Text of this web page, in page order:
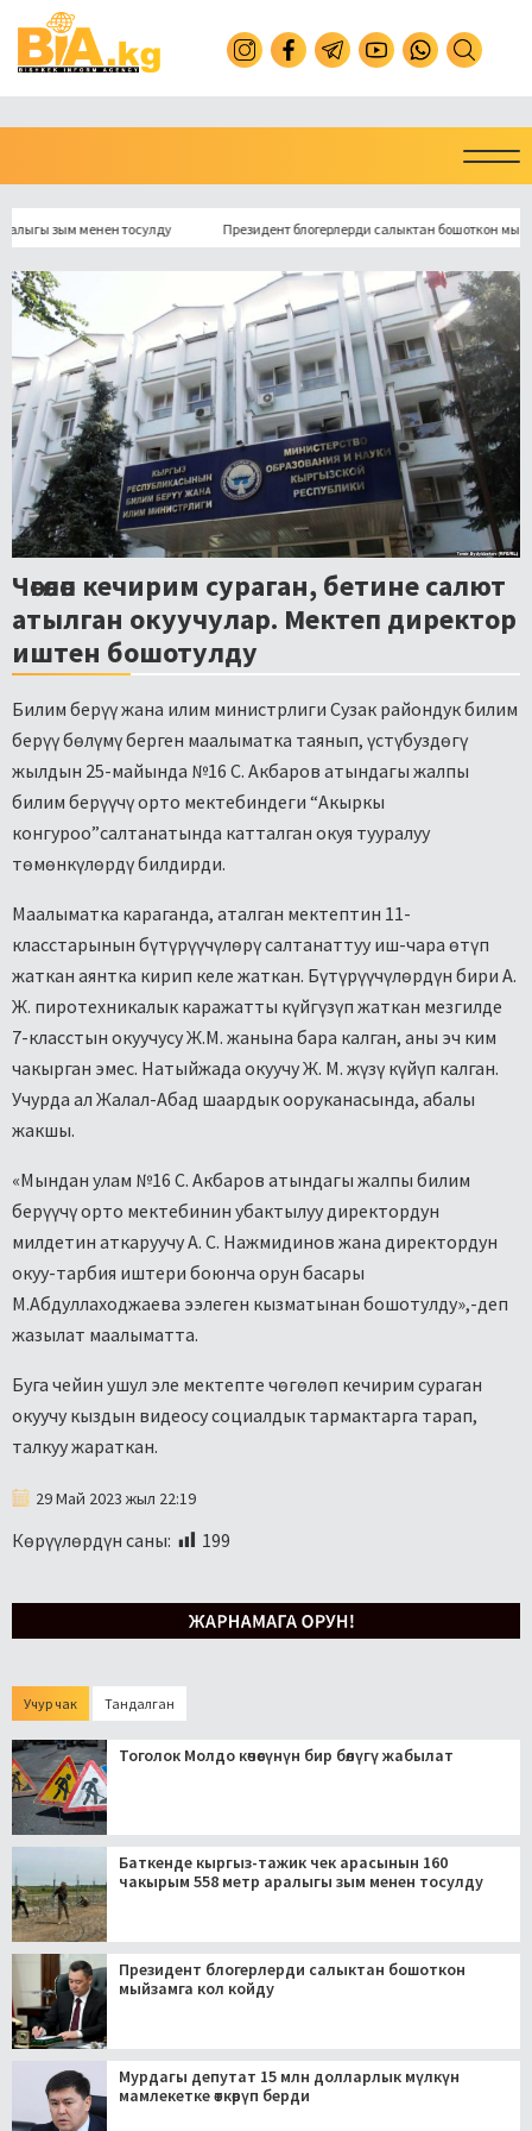
зым менен тосулду Президент блогерлерди салыктан бошоткон мыйзамга
Чөгөлөп кечирим сураган, бетине салют
атылган окуучулар. Мектеп директор
иштен бошотулду
Билим берүү жана илим министрлиги Сузак райондук билим
берүү бөлүмү берген маалыматка таянып, үстүбуздөгү
жылдын 25-майында №16 С. Акбаров атындагы жалпы
билим берүүчү орто мектебиндеги “Акыркы
конгуроо”салтанатында катталган окуя тууралуу
төмөнкүлөрдү билдирди.
Маалыматка караганда, аталган мектептин 11-
класстарынын бүтүрүүчүлөрү салтанаттуу иш-чара өтүп
жаткан аянтка кирип келе жаткан. Бүтүрүүчүлөрдүн бири А.
Ж. пиротехникалык каражатты күйгүзүп жаткан мезгилде
7-класстын окуучусу Ж.М. жанына бара калган, аны эч ким
чакырган эмес. Натыйжада окуучу Ж. М. жүзү күйүп калган.
Учурда ал Жалал-Абад шаардык ооруканасында, абалы
жакшы.
«Мындан улам №16 С. Акбаров атындагы жалпы билим
берүүчү орто мектебинин убактылуу директордун
милдетин аткаруучу А. С. Нажмидинов жана директордун
окуу-тарбия иштери боюнча орун басары
М.Абдуллаходжаева ээлеген кызматынан бошотулду»,-деп
жазылат маалыматта.
Буга чейин ушул эле мектепте чөгөлөп кечирим сураган
окуучу кыздын видеосу социалдык тармактарга тарап,
талкуу жараткан.
29 Май 2023 жыл 22:19
Көрүүлөрдүн саны: 199
Учур чак Тандалган
Тоголок Молдо көчөсүнүн бир бөлүгү жабылат
Баткенде кыргыз-тажик чек арасынын 160
чакырым 558 метр аралыгы зым менен тосулду
Президент блогерлерди салыктан бошоткон
мыйзамга кол койду
Мурдагы депутат 15 млн долларлык мүлкүн
мамлекетке өткөрүп берди